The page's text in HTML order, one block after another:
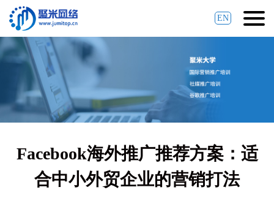
EN
Facebook海外推广推荐方案：适
合中小外贸企业的营销打法